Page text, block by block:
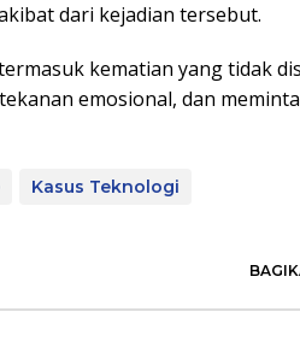
dari kejadian tersebut.
kematian yang tidak
emosional, dan
Kasus Teknologi